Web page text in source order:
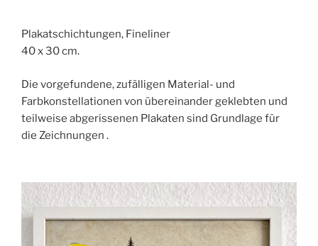
Plakatschichtungen, Fineliner
40 x 30 cm.
Die vorgefundene, zufälligen Material- und
Farbkonstellationen von übereinander geklebten und
teilweise abgerissenen Plakaten sind Grundlage für
die Zeichnungen .